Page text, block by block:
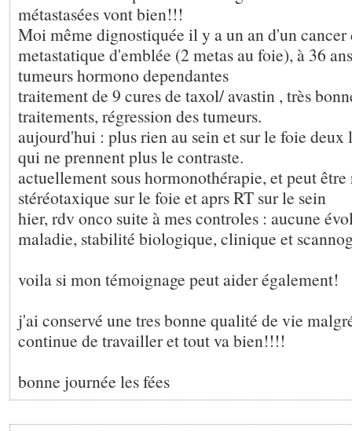
métastasées vont bien!!!
Moi même dignostiquée il y a un an d'un cancer
metastatique d'emblée (2 metas au foie), à 36
tumeurs hormono dependantes
traitement de 9 cures de taxol/ avastin , très
traitements, régression des tumeurs.
aujourd'hui : plus rien au sein et sur le foie deux
qui ne prennent plus le contraste.
actuellement sous hormonothérapie, et peut
stéréotaxique sur le foie et aprs RT sur le sein
hier, rdv onco suite à mes controles : aucune
maladie, stabilité biologique, clinique et
voila si mon témoignage peut aider également!
j'ai conservé une tres bonne qualité de vie
continue de travailler et tout va bien!!!!
bonne journée les fées